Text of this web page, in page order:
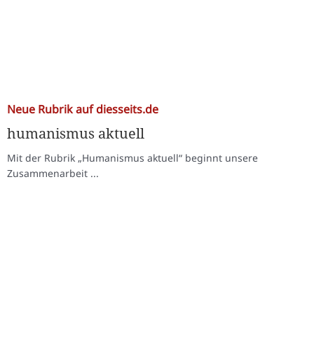
Neue Rubrik auf diesseits.de
humanismus aktuell
Mit der Rubrik „Humanismus aktuell“ beginnt unsere
Zusammenarbeit ...